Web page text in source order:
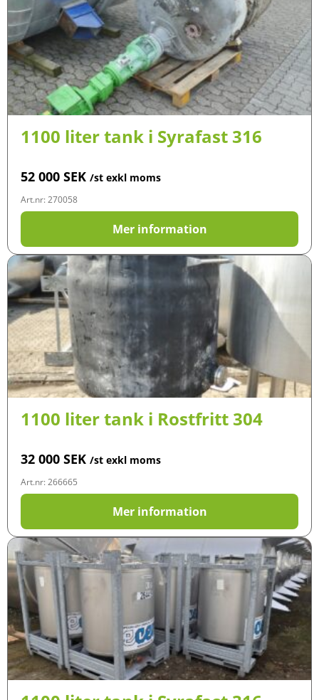
1100 liter tank i Syrafast 316
52 000 SEK /st exkl moms
Art.nr: 270058
Mer information
1100 liter tank i Rostfritt 304
32 000 SEK /st exkl moms
Art.nr: 266665
Mer information